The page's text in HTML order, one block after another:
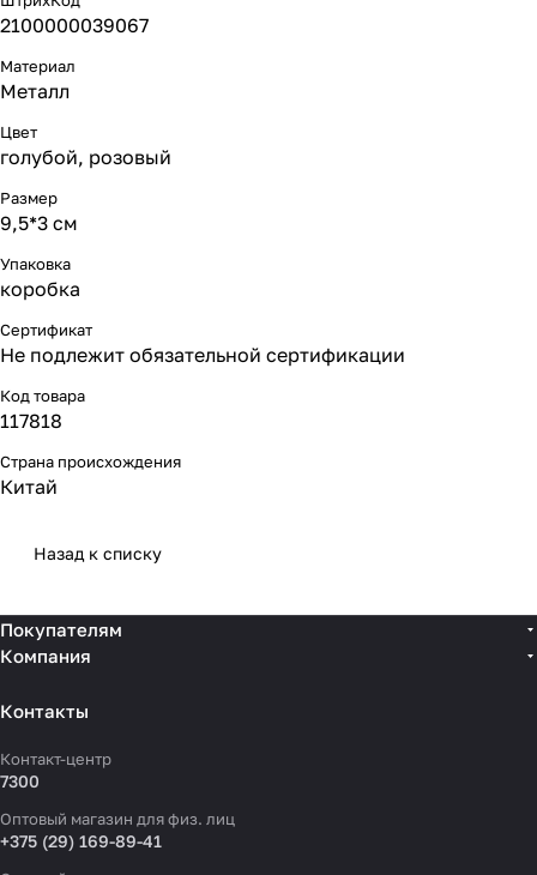
2100000039067
Материал
Металл
Цвет
голубой, розовый
Размер
9,5*3 см
Упаковка
коробка
Сертификат
Не подлежит обязательной сертификации
Код товара
117818
Страна происхождения
Китай
Назад к списку
Покупателям
Компания
Контакты
Контакт-центр
7300
Оптовый магазин для физ. лиц
+375 (29) 169-89-41